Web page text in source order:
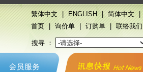
繁体中文 | ENGLISH | 简体中文 |
首页
询价单 订购单 联络我们
搜寻 ：
2013/12/1~2013/12/18
臭氧的功能及特点
2013/12/1~2013/12/18
臭氧功效